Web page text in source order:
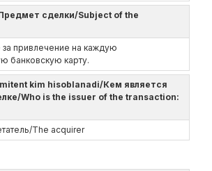
сделки/Subject of the
привлечение на каждую
банковскую карту.
kim hisoblanadi/Кем является
Who is the issuer of the transaction:
The acquirer